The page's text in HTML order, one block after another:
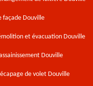
façade Douville
et évacuation Douville
Douville
de volet Douville